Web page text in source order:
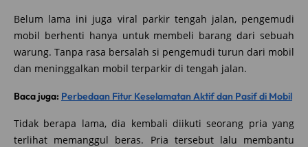
Belum lama ini juga viral parkir tengah jalan, pengemudi
mobil berhenti hanya untuk membeli barang dari sebuah
warung. Tanpa rasa bersalah si pengemudi turun dari mobil
dan meninggalkan mobil terparkir di tengah jalan.
Baca juga: Perbedaan Fitur Keselamatan Aktif dan Pasif di Mobil
Tidak berapa lama, dia kembali diikuti seorang pria yang
terlihat memanggul beras. Pria tersebut lalu membantu